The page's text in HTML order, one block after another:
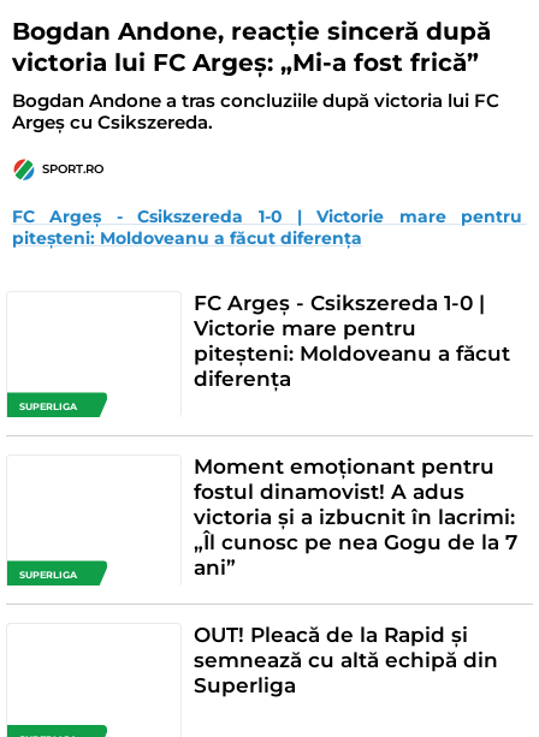
Bogdan Andone, reacție sinceră după
victoria lui FC Argeș: „Mi-a fost frică”
Bogdan Andone a tras concluziile după victoria lui FC
Argeș cu Csikszereda.
SPORT.RO
FC Argeș - Csikszereda 1-0 | Victorie mare pentru
piteșteni: Moldoveanu a făcut diferența
SUPERLIGA
FC Argeș - Csikszereda 1-0 |
Victorie mare pentru
piteșteni: Moldoveanu a făcut
diferența
SUPERLIGA
Moment emoționant pentru
fostul dinamovist! A adus
victoria și a izbucnit în lacrimi:
„Îl cunosc pe nea Gogu de la 7
ani”
OUT! Pleacă de la Rapid și
semnează cu altă echipă din
Superliga